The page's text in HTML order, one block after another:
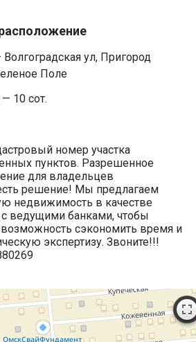
ул, Пригород
Поле
10 сот.
номер участка
пунктов. Разрешенное
для владельцев
решение! Мы предлагаем
недвижимость в качестве
с ведущими банками, чтобы
сэкономить время и
экспертизу. Звоните!!!